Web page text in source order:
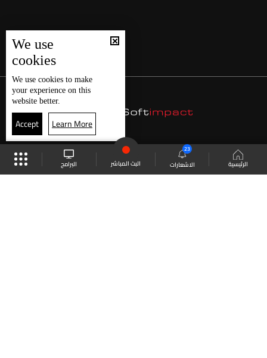
الرئيسية الاشعارات
23
البث المباشر البرامج
We use
cookies
We use cookies to make
your experience on this
website better.
Accept Learn More
موقع البرامج الجدول البث المباشر